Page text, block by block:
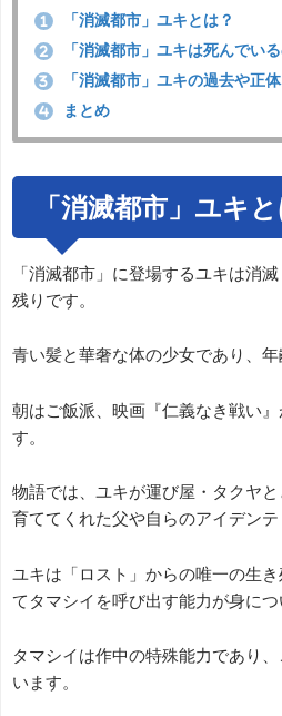
1 「消滅都市」ユキとは？
2 「消滅都市」ユキは死んでいる
3 「消滅都市」ユキの過去や正体
4 まとめ
「消滅都市」ユキと
「消滅都市」に登場するユキは消
残りです。
青い髪と華奢な体の少女であり、
朝はご飯派、映画『仁義なき戦い
す。
物語では、ユキが運び屋・タクヤと
育ててくれた父や自らのアイデンテ
ユキは「ロスト」からの唯一の生き
てタマシイを呼び出す能力が身につ
タマシイは作中の特殊能力であり
います。